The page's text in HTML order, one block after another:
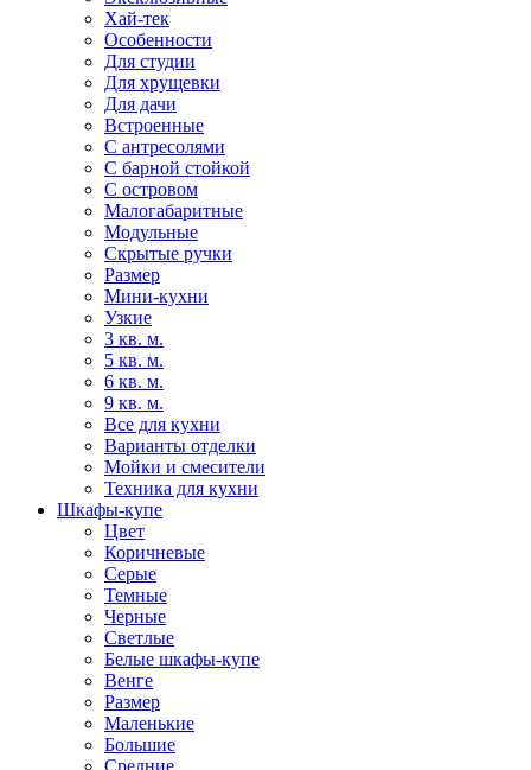
Хай-тек
Особенности
Для студии
Для хрущевки
Для дачи
Встроенные
С антресолями
С барной стойкой
С островом
Малогабаритные
Модульные
Скрытые ручки
Размер
Мини-кухни
Узкие
3 кв. м.
5 кв. м.
6 кв. м.
9 кв. м.
Все для кухни
Варианты отделки
Мойки и смесители
Техника для кухни
Шкафы-купе
Цвет
Коричневые
Серые
Темные
Черные
Светлые
Белые шкафы-купе
Венге
Размер
Маленькие
Большие
Средние